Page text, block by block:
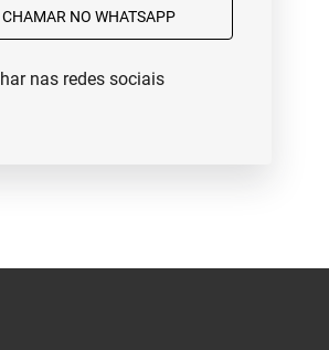
CHAMAR NO WHATSAPP
nas redes sociais